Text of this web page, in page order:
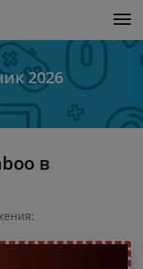
2026
в